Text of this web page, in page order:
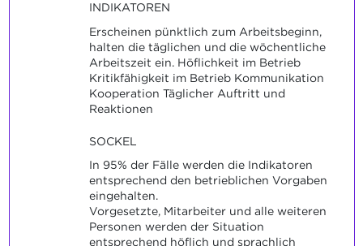
INDIKATOREN
Erscheinen pünktlich zum Arbeitsbeginn,
halten die täglichen und die wöchentliche
Arbeitszeit ein. Höflichkeit im Betrieb
Kritikfähigkeit im Betrieb Kommunikation
Kooperation Täglicher Auftritt und
Reaktionen
SOCKEL
In 95% der Fälle werden die Indikatoren
entsprechend den betrieblichen Vorgaben
eingehalten.
Vorgesetzte, Mitarbeiter und alle weiteren
Personen werden der Situation
entsprechend höflich und sprachlich